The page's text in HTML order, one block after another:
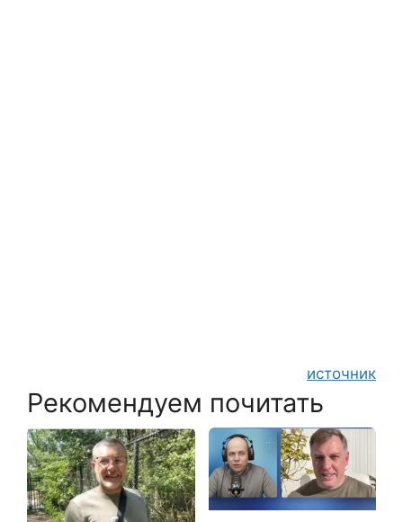
источник
Рекомендуем почитать